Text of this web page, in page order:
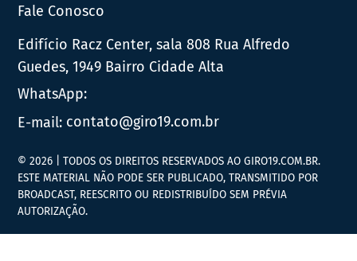
Fale Conosco
Edifício Racz Center, sala 808 Rua Alfredo
Guedes, 1949 Bairro Cidade Alta
WhatsApp:
E-mail: contato@giro19.com.br
© 2026 | TODOS OS DIREITOS RESERVADOS AO GIRO19.COM.BR.
ESTE MATERIAL NÃO PODE SER PUBLICADO, TRANSMITIDO POR
BROADCAST, REESCRITO OU REDISTRIBUÍDO SEM PRÉVIA
AUTORIZAÇÃO.